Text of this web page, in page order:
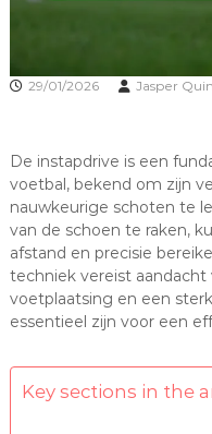
29/01/2026 Jasper
De instapdrive is een
voetbal, bekend om zijn
nauwkeurige schoten te
van de schoen te raken,
afstand en precisie
techniek vereist
voetplaatsing en een
essentieel zijn voor een
Key sections in the